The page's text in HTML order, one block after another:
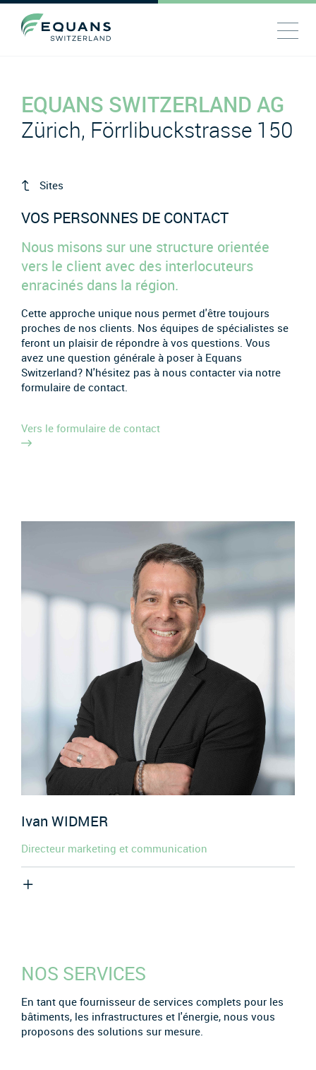
EQUANS SWITZERLAND AG
Zürich, Förrlibuckstrasse 150
Sites
VOS PERSONNES DE CONTACT
Nous misons sur une structure orientée
vers le client avec des interlocuteurs
enracinés dans la région.
Cette approche unique nous permet d'être toujours
proches de nos clients. Nos équipes de spécialistes se
feront un plaisir de répondre à vos questions. Vous
avez une question générale à poser à Equans
Switzerland? N'hésitez pas à nous contacter via notre
formulaire de contact.
Vers le formulaire de contact
Ivan WIDMER
Directeur marketing et communication
NOS SERVICES
En tant que fournisseur de services complets pour les
bâtiments, les infrastructures et l'énergie, nous vous
proposons des solutions sur mesure.